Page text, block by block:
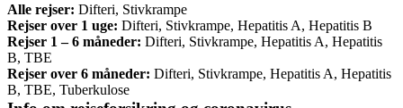
Alle rejser: Difteri, Stivkrampe
Rejser over 1 uge: Difteri, Stivkrampe, Hepatitis A, Hepatitis B
Rejser 1 – 6 måneder: Difteri, Stivkrampe, Hepatitis A, Hepatitis
B, TBE
Rejser over 6 måneder: Difteri, Stivkrampe, Hepatitis A, Hepatitis
B, TBE, Tuberkulose